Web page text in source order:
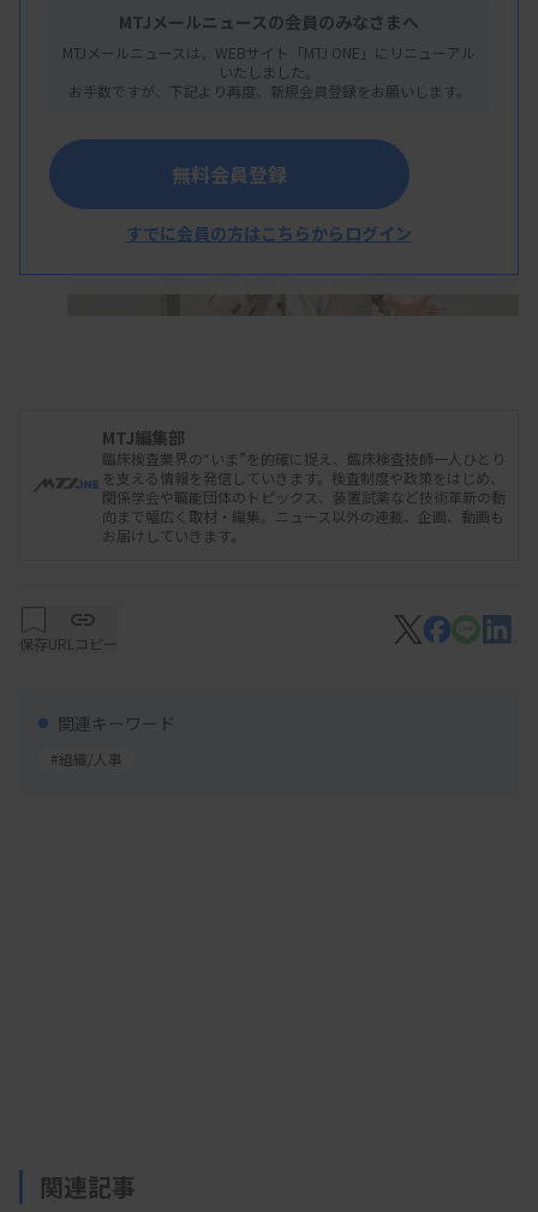
挨拶する神野新会長
2015年に発足してから10年目。会長、副会長に加
え、多くの地区ブロック長らを刷新して組織全体の
MTJメールニュースの会員のみなさまへ
MTJメールニュースは、WEBサイト「MTJ ONE」にリニューアル
いたしました。
お手数ですが、下記より再度、新規会員登録をお願いします。
無料会員登録
すでに会員の方はこちらからログイン
MTJ編集部
臨床検査業界の“いま”を的確に捉え、臨床検査技師一人ひとり
を支える情報を発信していきます。検査制度や政策をはじめ、
関係学会や職能団体のトピックス、装置試薬など技術革新の動
向まで幅広く取材・編集。ニュース以外の連載、企画、動画も
お届けしていきます。
保存URLコピー
関連キーワード
#組織/人事
関連記事